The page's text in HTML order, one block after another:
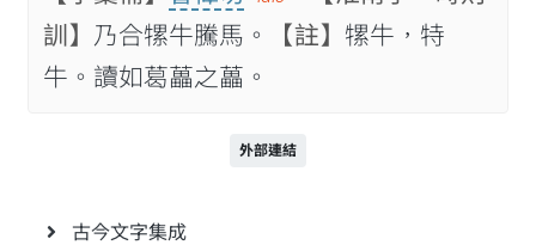
訓】 乃合㹎牛騰馬。 【註】 㹎牛，特
牛。讀如葛藟之藟。
外部連結
古今文字集成